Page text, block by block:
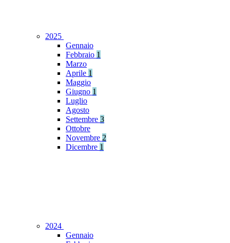
2025
Gennaio
Febbraio 1
Marzo
Aprile 1
Maggio
Giugno 1
Luglio
Agosto
Settembre 3
Ottobre
Novembre 2
Dicembre 1
2024
Gennaio